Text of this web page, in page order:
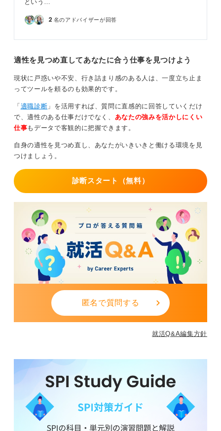
という…
2 名のアドバイザーが回答
適性を見つめ直してあなたに合う仕事を見つけよう
現状に戸惑いや不安、行き詰まり感のある人は、一度立ち止ま
ってツールを頼るのも効果的です。
「 適職診断 」を活用すれば、質問に直感的に回答していくだけ
で、適性のある仕事だけでなく、 あなたの強みを活かしにくい
仕事もデータで客観的に把握できます。
自身の適性を見つめ直し、あなたがいきいきと働ける環境を見
つけましょう。
診断スタート（無料）
匿名で質問する
就活Q&A編集方針